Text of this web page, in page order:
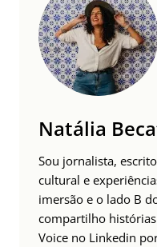
Natália
Sou jornalista,
cultural e
imersão e o lado B
compartilho
Voice no Linkedin